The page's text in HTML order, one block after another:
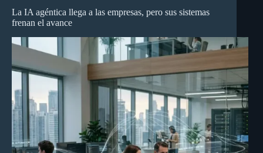
La IA agéntica llega a las empresas, pero sus sistemas
frenan el avance